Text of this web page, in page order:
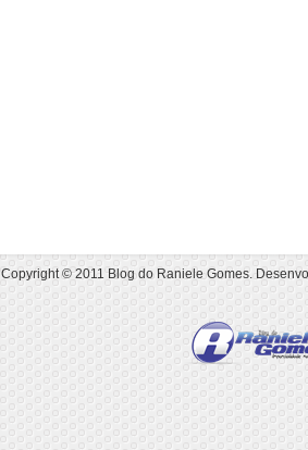
Copyright © 2011Blog do Raniele Gomes.